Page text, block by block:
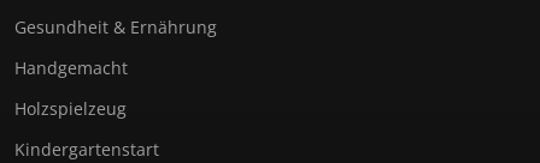
Gesundheit & Ernährung
Handgemacht
Holzspielzeug
Kindergartenstart